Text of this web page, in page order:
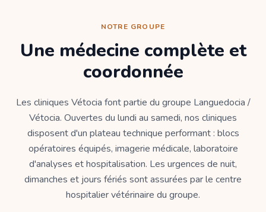
NOTRE GROUPE
Une médecine complète et
coordonnée
Les cliniques Vétocia font partie du groupe Languedocia /
Vétocia. Ouvertes du lundi au samedi, nos cliniques
disposent d'un plateau technique performant : blocs
opératoires équipés, imagerie médicale, laboratoire
d'analyses et hospitalisation. Les urgences de nuit,
dimanches et jours fériés sont assurées par le centre
hospitalier vétérinaire du groupe.